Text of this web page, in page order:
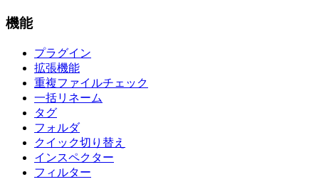
機能
プラグイン
拡張機能
重複ファイルチェック
一括リネーム
タグ
フォルダ
クイック切り替え
インスペクター
フィルター